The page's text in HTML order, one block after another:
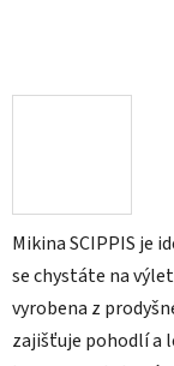
Mikina SCIPPIS je
se chystáte na
vyrobena z
zajišťuje pohodlí a